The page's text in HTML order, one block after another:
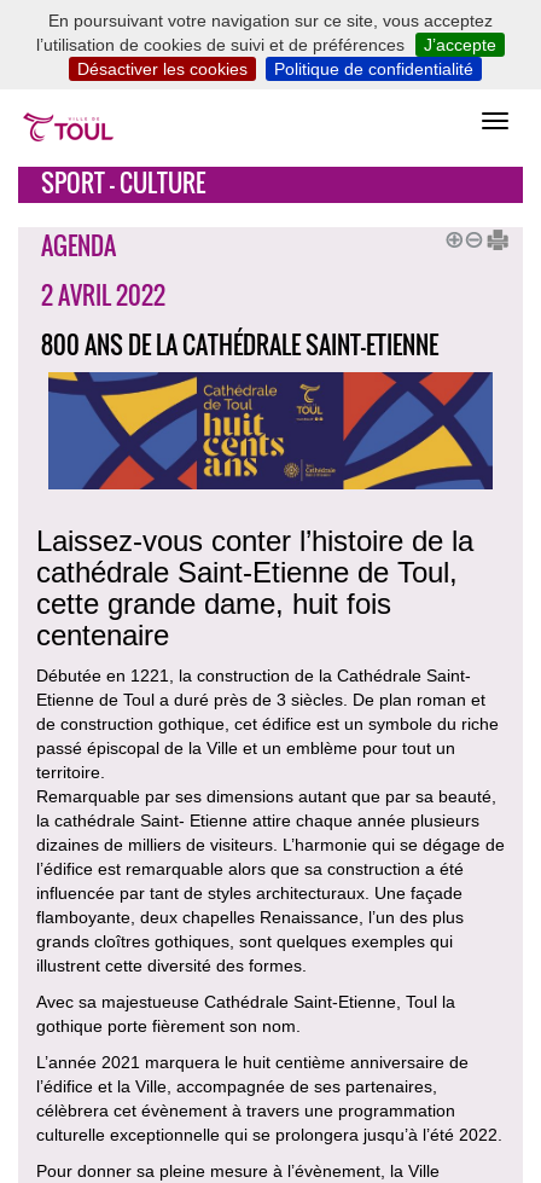
En poursuivant votre navigation sur ce site, vous acceptez
l’utilisation de cookies de suivi et de préférences
J’accepte
Désactiver les cookies
Politique de confidentialité
SPORT - CULTURE
AGENDA
2 AVRIL 2022
800 ANS DE LA CATHÉDRALE SAINT-ETIENNE
Laissez-vous conter l’histoire de la
cathédrale Saint-Etienne de Toul,
cette grande dame, huit fois
centenaire
Débutée en 1221, la construction de la Cathédrale Saint-
Etienne de Toul a duré près de 3 siècles. De plan roman et
de construction gothique, cet édifice est un symbole du riche
passé épiscopal de la Ville et un emblème pour tout un
territoire.
Remarquable par ses dimensions autant que par sa beauté,
la cathédrale Saint- Etienne attire chaque année plusieurs
dizaines de milliers de visiteurs. L’harmonie qui se dégage de
l’édifice est remarquable alors que sa construction a été
influencée par tant de styles architecturaux. Une façade
flamboyante, deux chapelles Renaissance, l’un des plus
grands cloîtres gothiques, sont quelques exemples qui
illustrent cette diversité des formes.
Avec sa majestueuse Cathédrale Saint-Etienne, Toul la
gothique porte fièrement son nom.
L’année 2021 marquera le huit centième anniversaire de
l’édifice et la Ville, accompagnée de ses partenaires,
célèbrera cet évènement à travers une programmation
culturelle exceptionnelle qui se prolongera jusqu’à l’été 2022.
Pour donner sa pleine mesure à l’évènement, la Ville